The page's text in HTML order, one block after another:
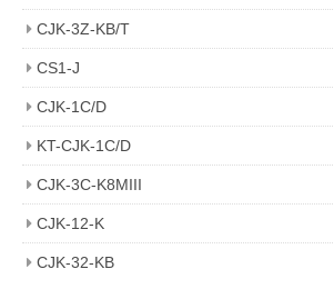
CJK-3Z-KB/T
CS1-J
CJK-1C/D
KT-CJK-1C/D
CJK-3C-K8MIII
CJK-12-K
CJK-32-KB